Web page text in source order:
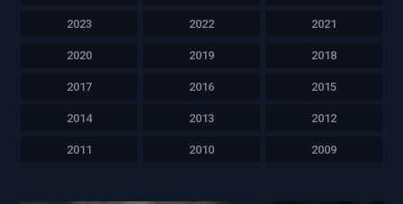
2023 2022 2021
2020 2019 2018
2017 2016 2015
2014 2013 2012
2011 2010 2009